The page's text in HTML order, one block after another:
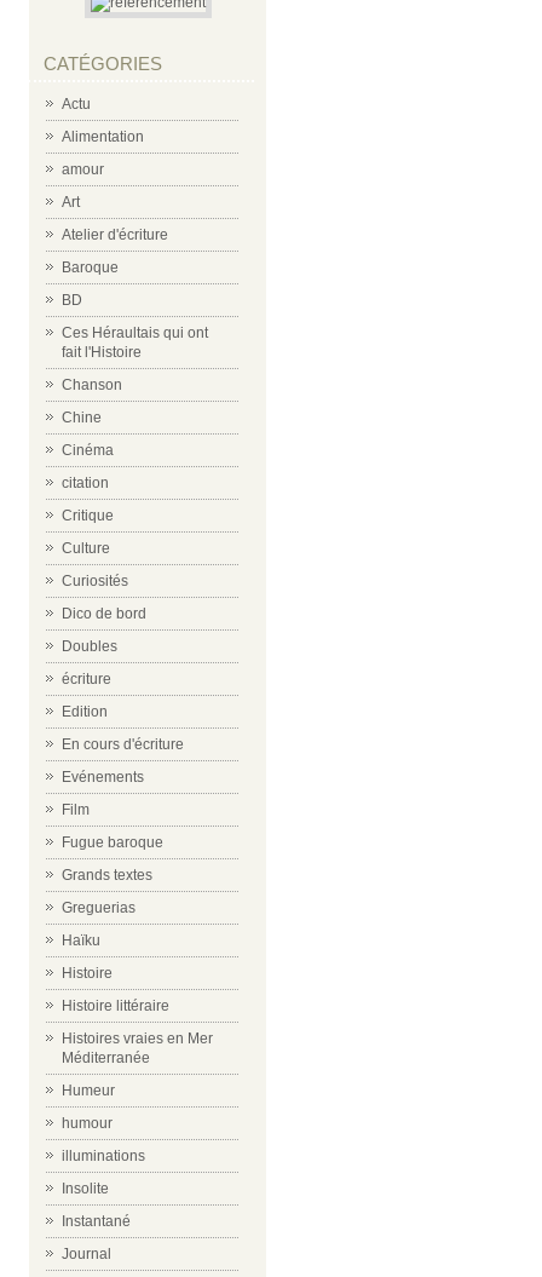
CATÉGORIES
Actu
Alimentation
amour
Art
Atelier d'écriture
Baroque
BD
Ces Héraultais qui ont
fait l'Histoire
Chanson
Chine
Cinéma
citation
Critique
Culture
Curiosités
Dico de bord
Doubles
écriture
Edition
En cours d'écriture
Evénements
Film
Fugue baroque
Grands textes
Greguerias
Haïku
Histoire
Histoire littéraire
Histoires vraies en Mer
Méditerranée
Humeur
humour
illuminations
Insolite
Instantané
Journal